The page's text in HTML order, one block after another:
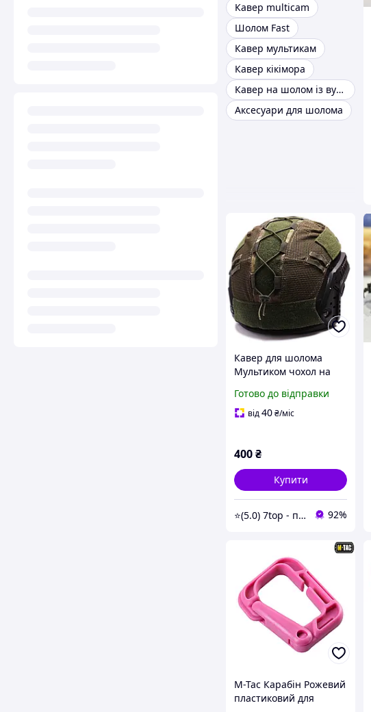
Кавер multicam
Шолом Fast
Кавер мультикам
Кавер кікімора
Кавер на шолом із вухами мультикам
Аксесуари для шолома
Кавер для шолома
Мультиком чохол на
Готово до відправки
від40₴/міс
400₴
Купити
⭐️(5.0) 7top - перевірені топові товари та обслуговування 92%
M-Tac Карабін Рожевий
пластиковий для